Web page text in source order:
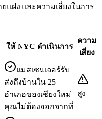
ยแฝง และความเสี่ยงในการ
ให้ NYC ดำเนินการ
ความ
เสี่ยง
แมสเซนเจอร์รับ-
ส่งถึงบ้านใน 25
อำเภอของเชียงใหม่
คุณไม่ต้องออกจากที่
สูง